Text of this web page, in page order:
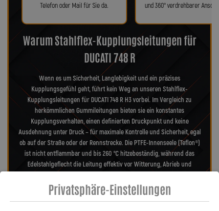
Telefon oder Mail für Sie da.
und 360° verdrehbarer
Warum Stahlflex-Kupplungsleitungen für
DUCATI 748 R
Wenn es um Sicherheit, Langlebigkeit und ein präzises
Kupplungsgefühl geht, führt kein Weg an unseren Stahlflex-
Kupplungsleitungen für DUCATI 748 R H3 vorbei. Im Vergleich zu
herkömmlichen Gummileitungen bieten sie ein konstantes
Kupplungsverhalten, einen definierten Druckpunkt und keine
Ausdehnung unter Druck – für maximale Kontrolle und Sicherheit, egal
ob auf der Straße oder der Rennstrecke. Die PTFE-Innenseele (Teflon®)
ist nicht entflammbar und bis 260 °C hitzebeständig, während das
Edelstahlgeflecht die Leitung effektiv vor Witterung, Abrieb und
wartungsfrei, widerstandsfähig gegen Marderbisse und behalten auch
nach Jahren ihre Zuverlässigkeit und Präzision – ein echter Vorteil
Privatsphäre-Einstellungen